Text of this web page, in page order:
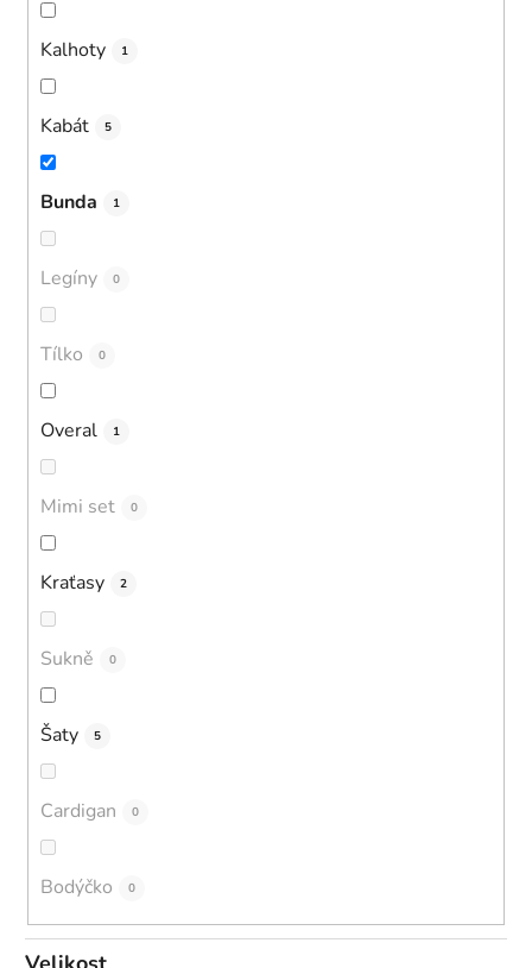
Kalhoty 1
Kabát 5
Bunda 1
Legíny 0
Tílko 0
Overal 1
Mimi set 0
Kraťasy 2
Sukně 0
Šaty 5
Cardigan 0
Bodýčko 0